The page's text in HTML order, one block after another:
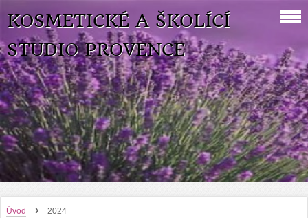
KOSMETICKÉ A ŠKOLÍCÍ
STUDIO PROVENCE
Úvod › 2024